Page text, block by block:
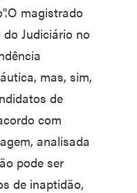
magistrado
Judiciário no
mas, sim,
de
com
analisada
pode ser
de inaptidão,